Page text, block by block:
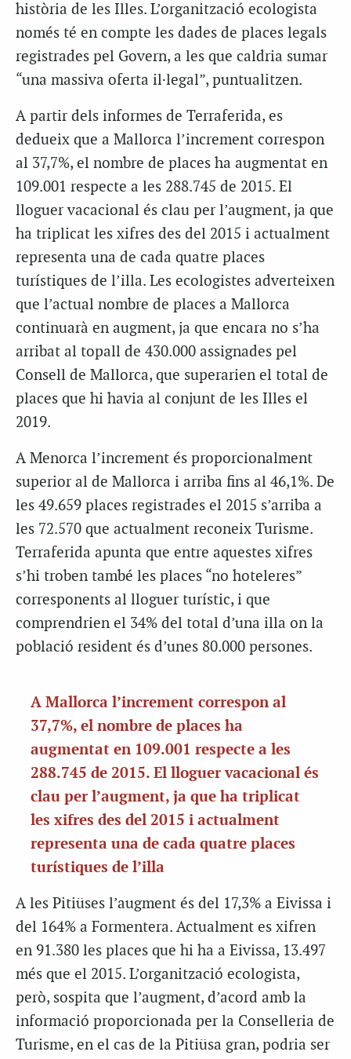
història de les Illes. L’organització ecologista
només té en compte les dades de places legals
registrades pel Govern, a les que caldria sumar
“una massiva oferta il·legal”, puntualitzen.
A partir dels informes de Terraferida, es
dedueix que a Mallorca l’increment correspon
al 37,7%, el nombre de places ha augmentat en
109.001 respecte a les 288.745 de 2015. El
lloguer vacacional és clau per l’augment, ja que
ha triplicat les xifres des del 2015 i actualment
representa una de cada quatre places
turístiques de l’illa. Les ecologistes adverteixen
que l’actual nombre de places a Mallorca
continuarà en augment, ja que encara no s’ha
arribat al topall de 430.000 assignades pel
Consell de Mallorca, que superarien el total de
places que hi havia al conjunt de les Illes el
2019.
A Menorca l’increment és proporcionalment
superior al de Mallorca i arriba fins al 46,1%. De
les 49.659 places registrades el 2015 s’arriba a
les 72.570 que actualment reconeix Turisme.
Terraferida apunta que entre aquestes xifres
s’hi troben també les places “no hoteleres”
corresponents al lloguer turístic, i que
comprendrien el 34% del total d’una illa on la
població resident és d’unes 80.000 persones.
A Mallorca l’increment correspon al
37,7%, el nombre de places ha
augmentat en 109.001 respecte a les
288.745 de 2015. El lloguer vacacional és
clau per l’augment, ja que ha triplicat
les xifres des del 2015 i actualment
representa una de cada quatre places
turístiques de l’illa
A les Pitiüses l’augment és del 17,3% a Eivissa i
del 164% a Formentera. Actualment es xifren
en 91.380 les places que hi ha a Eivissa, 13.497
més que el 2015. L’organització ecologista,
però, sospita que l’augment, d’acord amb la
informació proporcionada per la Conselleria de
Turisme, en el cas de la Pitiüsa gran, podria ser